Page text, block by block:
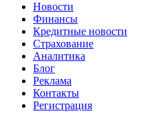
Новости
Финансы
Кредитные новости
Страхование
Аналитика
Блог
Реклама
Контакты
Регистрация